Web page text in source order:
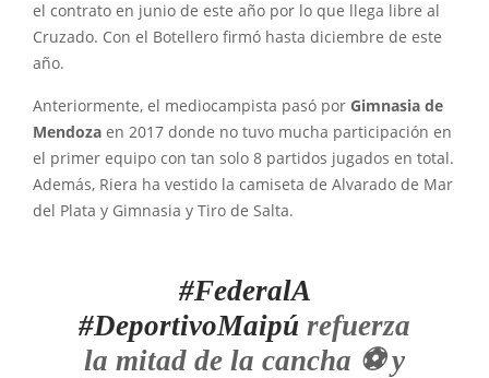
el contrato en junio de este año por lo que llega libre al
Cruzado. Con el Botellero firmó hasta diciembre de este
año.
Anteriormente, el mediocampista pasó por Gimnasia de
Mendoza en 2017 donde no tuvo mucha participación en
el primer equipo con tan solo 8 partidos jugados en total.
Además, Riera ha vestido la camiseta de Alvarado de Mar
del Plata y Gimnasia y Tiro de Salta.
#FederalA
#DeportivoMaipú refuerza
la mitad de la cancha ⚽ y